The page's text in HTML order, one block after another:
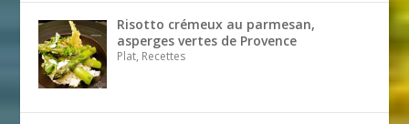
Risotto crémeux au parmesan,
asperges vertes de Provence
Plat, Recettes